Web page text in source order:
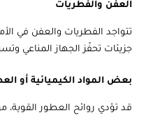
العفن والفطريات
تتواجد الفطريات والعفن في
جزيئات تحفّز الجهاز المناعي
بعض المواد الكيميائية أو
قد تؤدي روائح العطور